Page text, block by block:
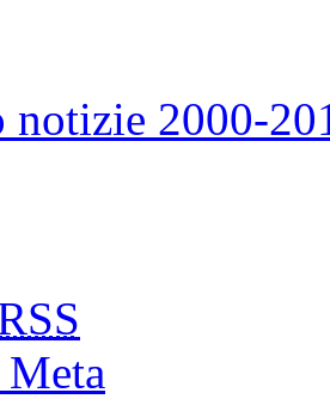
notizie 2000-